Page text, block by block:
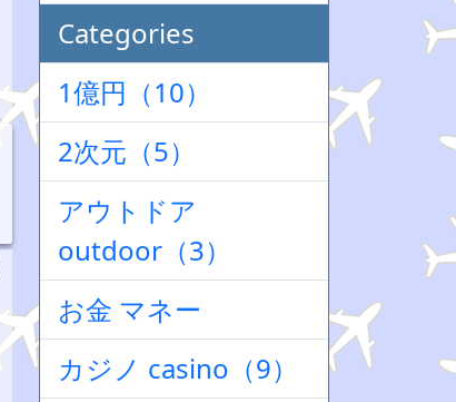
Categories
1億円（10）
2次元（5）
アウトドア
outdoor（3）
お金 マネー
カジノ casino（9）